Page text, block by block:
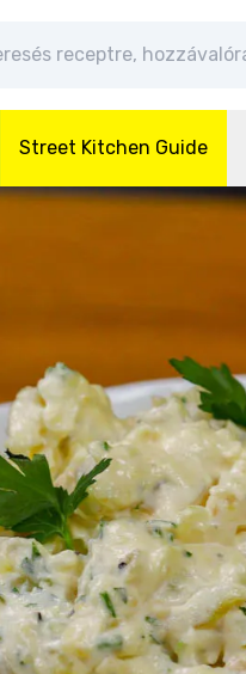
Street Kitchen Guide